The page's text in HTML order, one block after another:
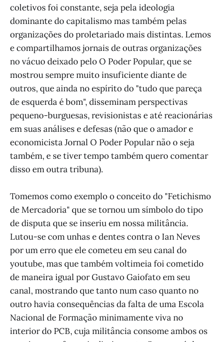
coletivos foi constante, seja pela ideologia
dominante do capitalismo mas também pelas
organizações do proletariado mais distintas. Lemos
e compartilhamos jornais de outras organizações
no vácuo deixado pelo O Poder Popular, que se
mostrou sempre muito insuficiente diante de
outros, que ainda no espírito do "tudo que pareça
de esquerda é bom", disseminam perspectivas
pequeno-burguesas, revisionistas e até reacionárias
em suas análises e defesas (não que o amador e
economicista Jornal O Poder Popular não o seja
também, e se tiver tempo também quero comentar
disso em outra tribuna).
Tomemos como exemplo o conceito do "Fetichismo
de Mercadoria" que se tornou um símbolo do tipo
de disputa que se inseriu em nossa militância.
Lutou-se com unhas e dentes contra o Ian Neves
por um erro que ele cometeu em seu canal do
youtube, mas que também voltimeia foi cometido
de maneira igual por Gustavo Gaiofato em seu
canal, mostrando que tanto num caso quanto no
outro havia consequências da falta de uma Escola
Nacional de Formação minimamente viva no
interior do PCB, cuja militância consome ambos os